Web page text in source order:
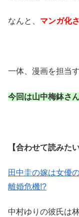
なんと、 マンガ化
一体、漫画を担当
今回は山中梅鉢さ
【合わせて読みた
田中圭の嫁は女優
離婚危機!?
中村ゆりの彼氏は